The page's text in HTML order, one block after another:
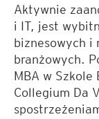
Aktywnie
i IT, jest
biznesowych i
branżowych.
MBA w Szkole
Collegium Da